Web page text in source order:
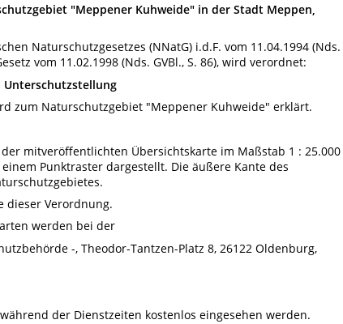
"Meppener Kuhweide" in der Stadt Meppen,
Naturschutzgesetzes (NNatG) i.d.F. vom 11.04.1994 (Nds.
vom 11.02.1998 (Nds. GVBl., S. 86), wird verordnet:
Unterschutzstellung
zum Naturschutzgebiet "Meppener Kuhweide" erklärt.
mitveröffentlichten Übersichtskarte im Maßstab 1 : 25.000
Punktraster dargestellt. Die äußere Kante des
dieser Verordnung.
werden bei der
-, Theodor-Tantzen-Platz 8, 26122 Oldenburg,
der Dienstzeiten kostenlos eingesehen werden.